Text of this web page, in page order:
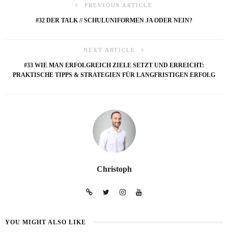
PREVIOUS ARTICLE
#32 DER TALK // SCHULUNIFORMEN JA ODER NEIN?
NEXT ARTICLE
#33 WIE MAN ERFOLGREICH ZIELE SETZT UND ERREICHT:
PRAKTISCHE TIPPS & STRATEGIEN FÜR LANGFRISTIGEN ERFOLG
Christoph
YOU MIGHT ALSO LIKE